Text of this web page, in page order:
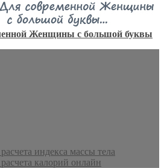
Женщины с большой буквы
индекса массы тела
калорий онлайн